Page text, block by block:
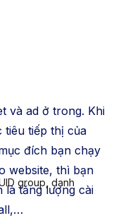
group, danh
và ad ở trong. Khi
tiêu tiếp thị của
đích bạn chạy
website, thì bạn
là tăng lượng cài